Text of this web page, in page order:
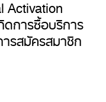
Activation
ดการซื้อบริการ
รสมัครสมาชิก